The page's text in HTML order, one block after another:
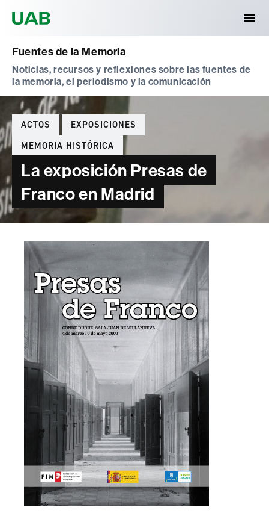
Fuentes de la Memoria
Noticias, recursos y reflexiones sobre las fuentes de
la memoria, el periodismo y la comunicación
Categories
ACTOS
EXPOSICIONES
MEMORIA HISTÓRICA
La exposición Presas de
Franco en Madrid